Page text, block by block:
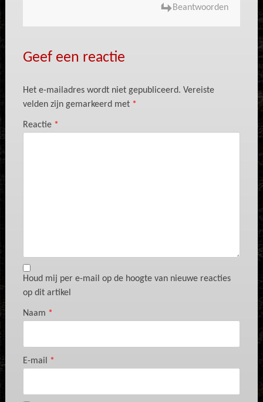
Beantwoorden
Geef een reactie
Het e-mailadres wordt niet gepubliceerd. Vereiste
velden zijn gemarkeerd met *
Reactie *
Houd mij per e-mail op de hoogte van nieuwe reacties
op dit artikel
Naam *
E-mail *